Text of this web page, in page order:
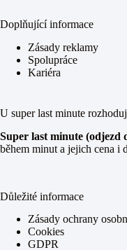
Doplňující informace
Zásady reklamy
Spolupráce
Kariéra
U super last minute
Super last minute (odjezd
během minut a jejich cena i
Důležité informace
Zásady ochrany
Cookies
GDPR